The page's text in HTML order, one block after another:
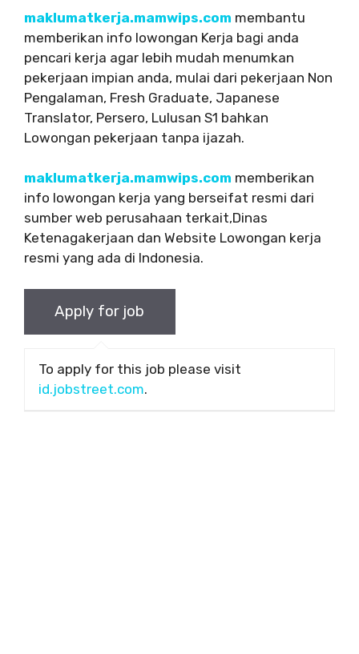
maklumatkerja.mamwips.com membantu
memberikan info lowongan Kerja bagi anda
pencari kerja agar lebih mudah menumkan
pekerjaan impian anda, mulai dari pekerjaan Non
Pengalaman, Fresh Graduate, Japanese
Translator, Persero, Lulusan S1 bahkan
Lowongan pekerjaan tanpa ijazah.
maklumatkerja.mamwips.com memberikan
info lowongan kerja yang berseifat resmi dari
sumber web perusahaan terkait,Dinas
Ketenagakerjaan dan Website Lowongan kerja
resmi yang ada di Indonesia.
To apply for this job please visit
id.jobstreet.com.